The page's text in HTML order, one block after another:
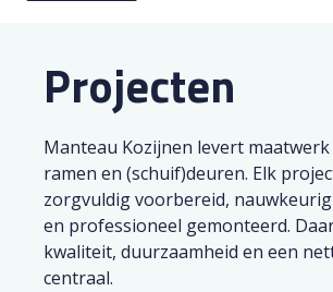
Projecten
Manteau Kozijnen levert
ramen en (schuif)deuren. Elk
zorgvuldig voorbereid,
en professioneel gemonteerd.
kwaliteit, duurzaamheid en een
centraal.